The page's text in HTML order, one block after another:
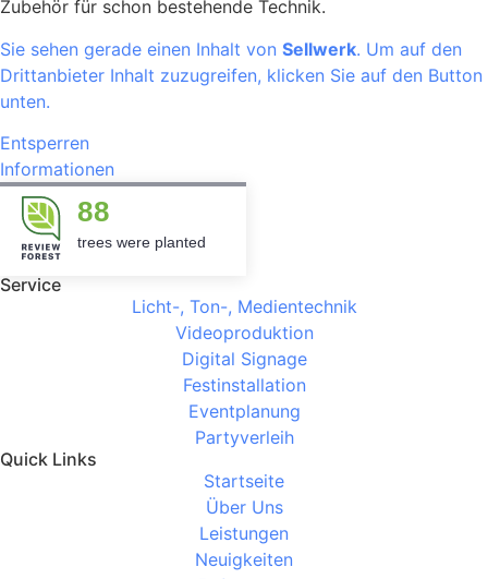
Zubehör für schon bestehende Technik.
Sie sehen gerade einen Inhalt von Sellwerk. Um auf den
Drittanbieter Inhalt zuzugreifen, klicken Sie auf den Button
unten.
Entsperren
Informationen
88
trees were planted
Service
Licht-, Ton-, Medientechnik
Videoproduktion
Digital Signage
Festinstallation
Eventplanung
Partyverleih
Quick Links
Startseite
Über Uns
Leistungen
Neuigkeiten